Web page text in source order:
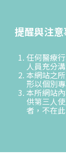
提醒與注
任何醫療
人員充分
本網站之
形以個別
本所網站
供第三人
者，不在